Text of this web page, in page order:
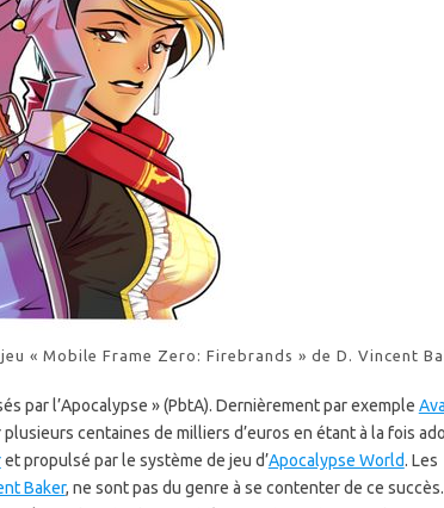
« Mobile Frame Zero: Firebrands » de D. Vincent
par l’Apocalypse » (PbtA). Dernièrement par exemple
plusieurs centaines de milliers d’euros en étant à la fois
et propulsé par le système de jeu d’Apocalypse World. Les
Baker, ne sont pas du genre à se contenter de ce succès.